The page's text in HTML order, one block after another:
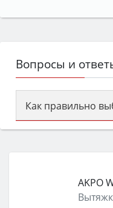
Вопросы и
Как правильно
Сначала
затем смотрите
функции
защита от детей).
AKPO